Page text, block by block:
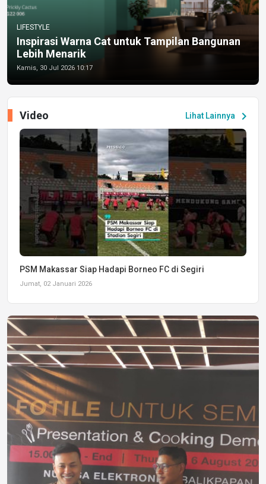
LIFESTYLE
Inspirasi Warna Cat untuk Tampilan Bangunan
Lebih Menarik
Kamis, 30 Jul 2026 10:17
Lihat Lainnya chevron_right
Video
PSM Makassar Siap Hadapi Borneo FC di Segiri
Jumat, 02 Januari 2026